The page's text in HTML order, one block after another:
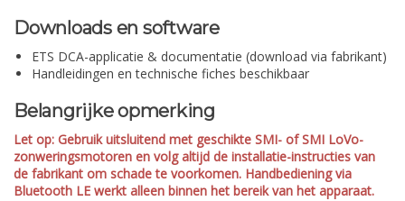
Downloads en software
ETS DCA-applicatie & documentatie (download via fabrikant)
Handleidingen en technische fiches beschikbaar
Belangrijke opmerking
Let op: Gebruik uitsluitend met geschikte SMI- of SMI LoVo-
zonweringsmotoren en volg altijd de installatie-instructies van
de fabrikant om schade te voorkomen. Handbediening via
Bluetooth LE werkt alleen binnen het bereik van het apparaat.